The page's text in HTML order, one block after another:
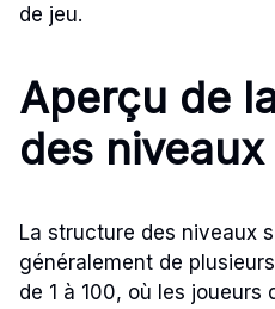
de jeu.
Aperçu de
des niveaux
La structure des niveaux
généralement de
de 1 à 100, où les joueurs